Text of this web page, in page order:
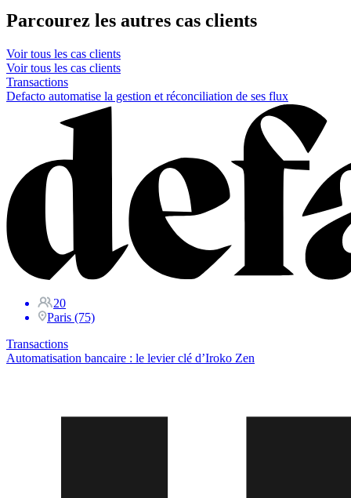
Parcourez les autres cas clients
Voir tous les cas clients
Voir tous les cas clients
Transactions
Defacto automatise la gestion et réconciliation de ses flux
20
Paris (75)
Transactions
Automatisation bancaire : le levier clé d’Iroko Zen